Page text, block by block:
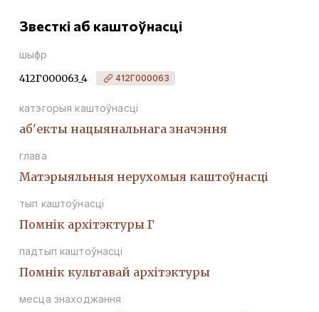
Звесткі аб каштоўнасці
шыфр
412Г000063_4 412Г000063
катэгорыя каштоўнасці
аб'екты нацыянальнага значэння
глава
Матэрыяльныя нерухомыя каштоўнасці
тып каштоўнасці
Помнiк архiтэктуры Г
падтып каштоўнасці
Помнiк культавай архiтэктуры
месца знаходжання